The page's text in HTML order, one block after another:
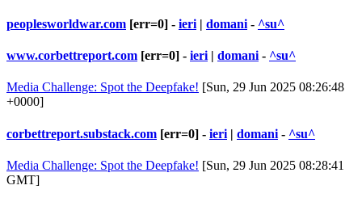
peoplesworldwar.com [err=0] - ieri | domani - ^su^
www.corbettreport.com [err=0] - ieri | domani - ^su^
Media Challenge: Spot the Deepfake! [Sun, 29 Jun 2025 08:26:48
+0000]
corbettreport.substack.com [err=0] - ieri | domani - ^su^
Media Challenge: Spot the Deepfake! [Sun, 29 Jun 2025 08:28:41
GMT]